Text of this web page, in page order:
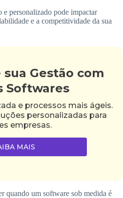
personalizado pode impactar
e a competitividade da sua
Gestão com
Softwares
e processos mais ágeis.
personalizadas para
empresas.
MAIS
quando um software sob medida é